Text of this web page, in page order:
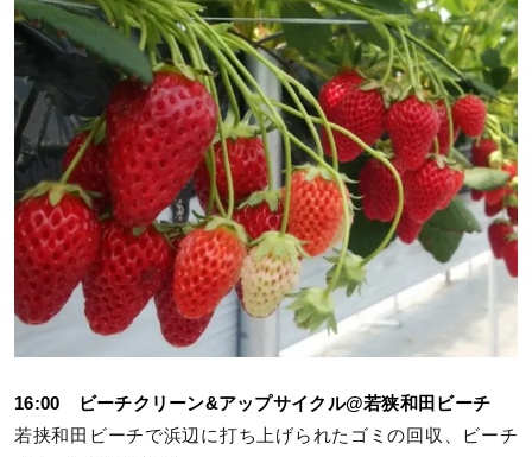
16:00 ビーチクリーン&アップサイクル@若狭和田ビーチ
若挟和田ビーチで浜辺に打ち上げられたゴミの回収、ビーチ